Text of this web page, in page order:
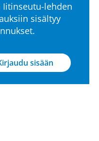
lehden
sisältyy
sisään